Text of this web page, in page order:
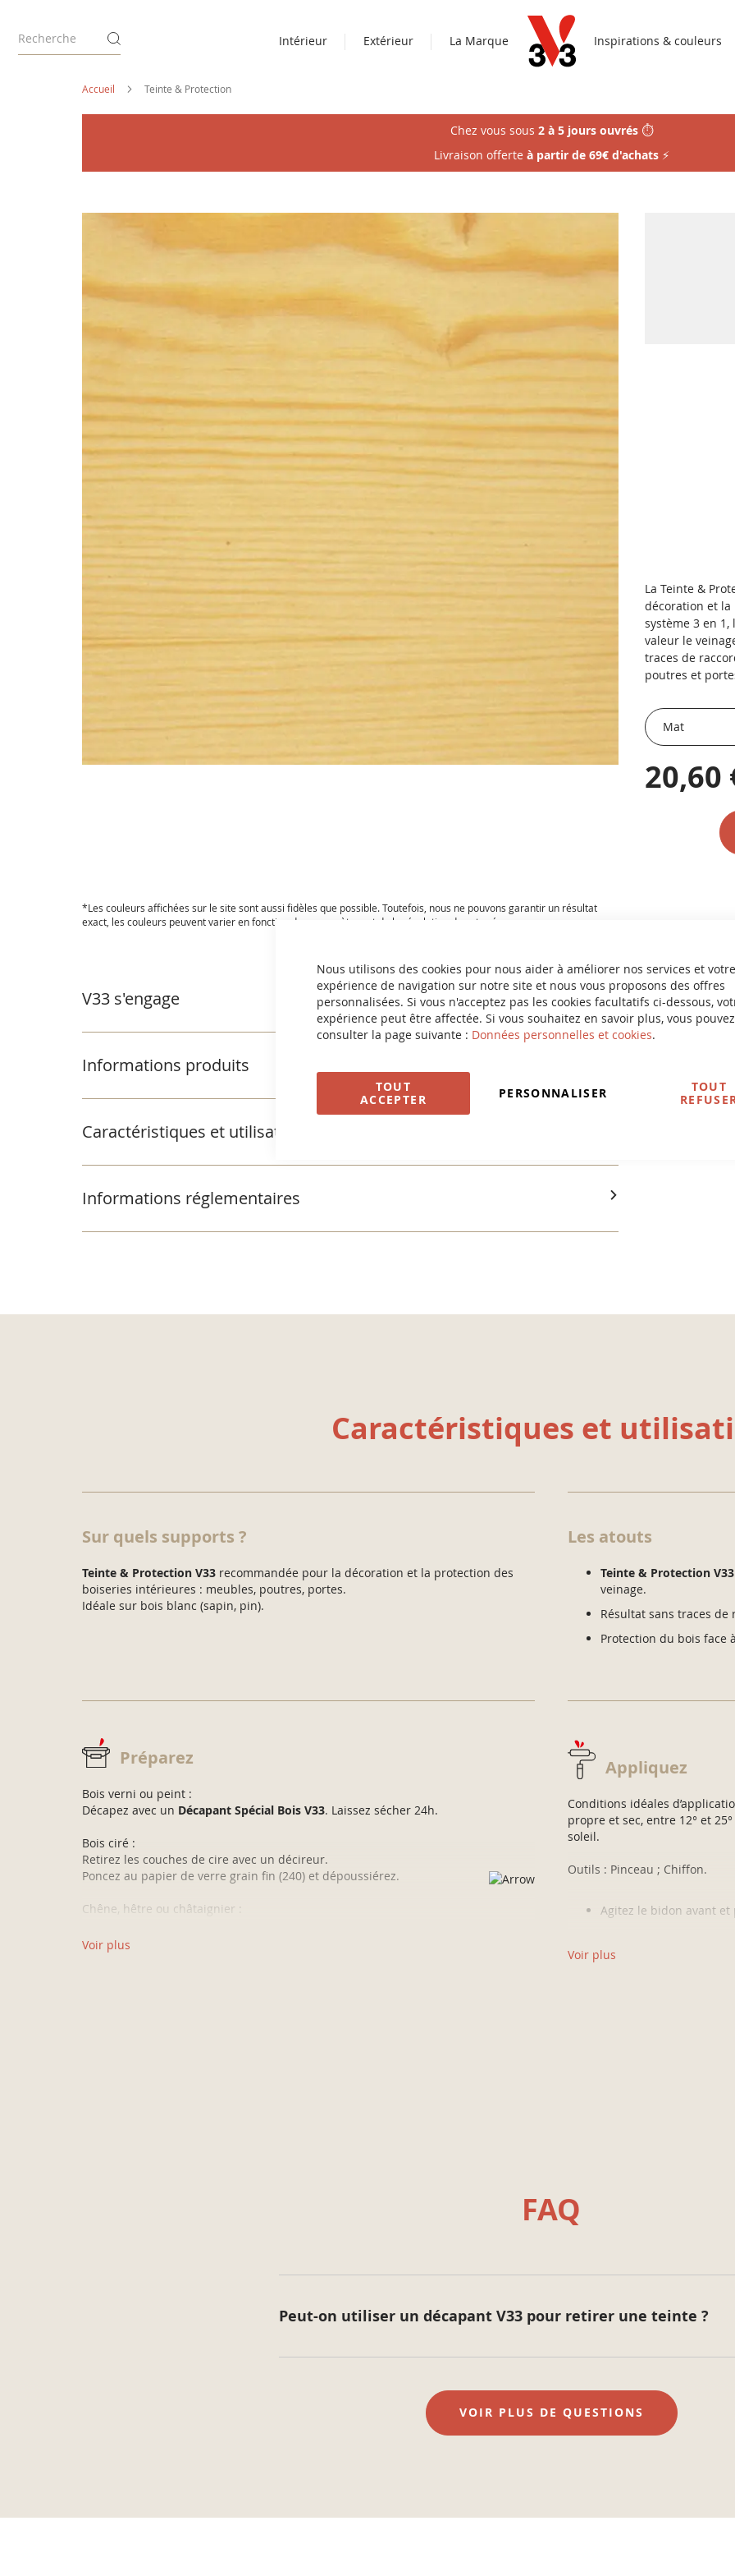
Nous utilisons des cookies pour nous aider à améliorer nos services et votre
expérience de navigation sur notre site et nous vous proposons des offres
personnalisées. Si vous n'acceptez pas les cookies facultatifs ci-dessous,
expérience peut être affectée. Si vous souhaitez en savoir plus, vous pouvez
consulter la page suivante : Données personnelles et cookies.
TOUT
ACCEPTER
PERSONNALISER
TOUT
Intérieur Extérieur La Marque Inspirations & couleurs
Accueil Teinte & Protection
Chez vous sous 2 à 5 jours ouvrés ⏱️
Livraison offerte à partir de 69€ d'achats ⚡
de
la
d’images
La Teinte &
décoration et la
système 3 en
valeur le
traces de
poutres et
20,60
*Les couleurs affichées sur le site sont aussi fidèles que possible. Toutefois, nous ne pouvons garantir un résultat
exact, les couleurs peuvent varier en fonction des paramètres et de la résolution de votre écran.
V33 s'engage
Informations produits
Caractéristiques et utilisation
Informations réglementaires
Caractéristiques et
Sur quels supports ?
Teinte & Protection V33 recommandée pour la décoration et la protection des
boiseries intérieures : meubles, poutres, portes.
Idéale sur bois blanc (sapin, pin).
Les atouts
Teinte & Protection V33
veinage.
Résultat sans traces
Protection du bois face
Préparez
Bois verni ou peint :
Décapez avec un Décapant Spécial Bois V33. Laissez sécher 24h.
Bois ciré :
Retirez les couches de cire avec un décireur.
Poncez au papier de verre grain fin (240) et dépoussiérez.
Chêne, hêtre ou châtaignier :
peuvent apparaître.
Voir plus
Appliquez
Conditions idéales
propre et sec, entre 12° et
soleil.
Outils : Pinceau ; Chiffon.
Agitez le bidon avant et
Immédiatement après,
Voir plus
FAQ
Peut-on utiliser un décapant V33 pour retirer une teinte ?
VOIR PLUS DE QUESTIONS